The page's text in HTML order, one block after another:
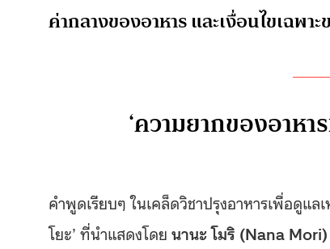
ค่ากลางของอาหาร และเงื่อนไขเฉพา
‘ความยากของอาหา
คำพูดเรียบๆ ในเคล็ดวิชาปรุงอาหารเพื่อดูแ
โยะ’ ที่นำแสดงโดย นานะ โมริ (Nana Mori)